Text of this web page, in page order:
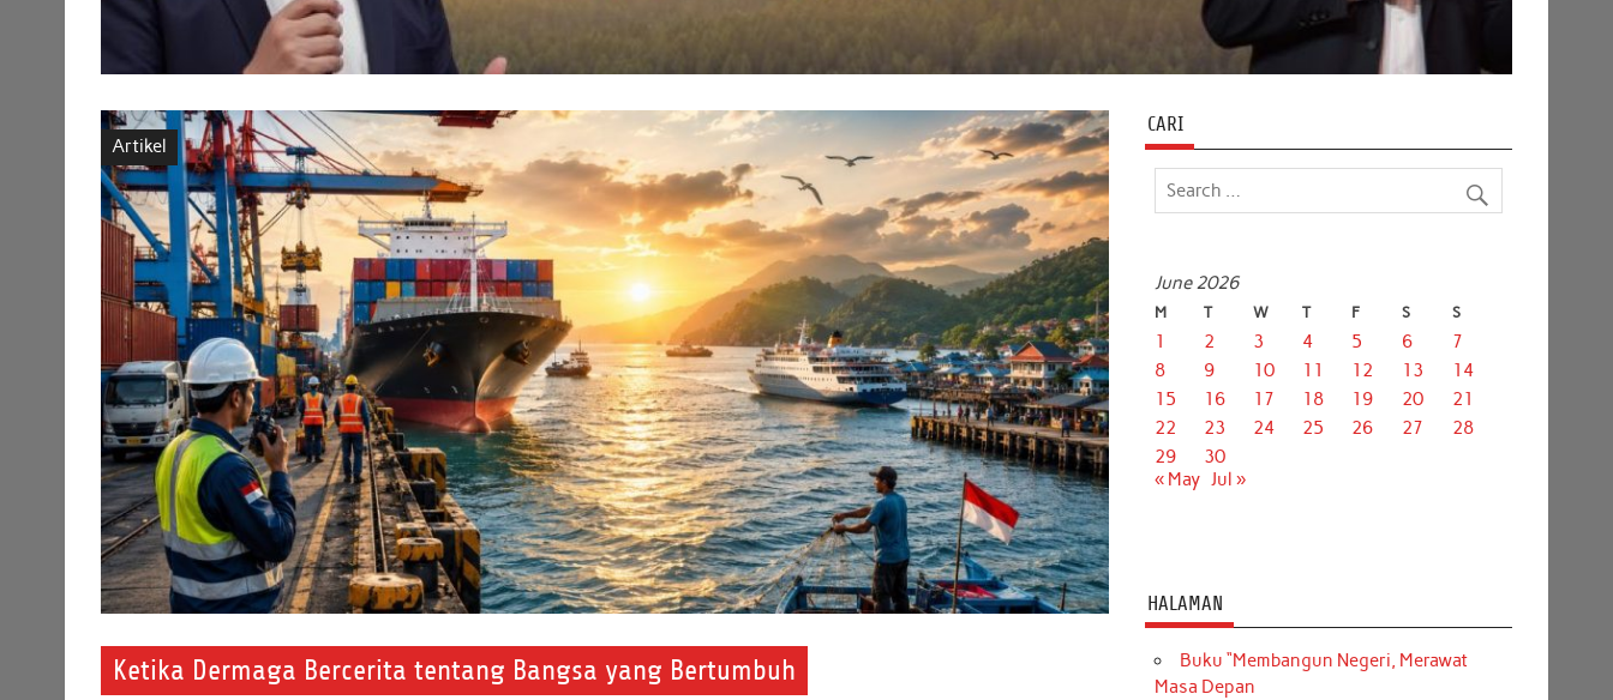
Artikel
Ketika Dermaga Bercerita tentang Bangsa yang Bertumbuh
CARI
June 2026
M T W T F S S
1 2 3 4 5 6
7
8
9 10 11 12 13
14
15
16 17 18 19 20
21
22
23 24 25 26 27
28
29
30
« May Jul »
HALAMAN
Buku “Membangun Negeri, Merawat
Masa Depan